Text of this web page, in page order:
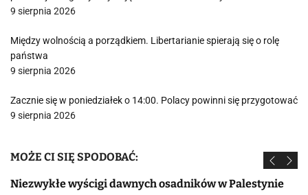
9 sierpnia 2026
Między wolnością a porządkiem. Libertarianie spierają się o rolę
państwa
9 sierpnia 2026
Zacznie się w poniedziałek o 14:00. Polacy powinni się przygotować
9 sierpnia 2026
MOŻE CI SIĘ SPODOBAĆ:
Niezwykłe wyścigi dawnych osadników w Palestynie